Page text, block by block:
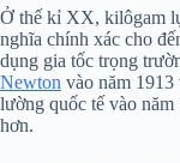
Ở thế kỉ XX, kilôgam
nghĩa chính xác cho
dụng gia tốc trọng
Newton vào năm
lường quốc tế vào
hơn.